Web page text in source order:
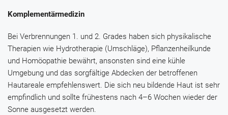
Komplementärmedizin
Bei Verbrennungen 1. und 2. Grades haben sich physikalische
Therapien wie Hydrotherapie (Umschläge), Pflanzenheilkunde
und Homöopathie bewährt, ansonsten sind eine kühle
Umgebung und das sorgfältige Abdecken der betroffenen
Hautareale empfehlenswert. Die sich neu bildende Haut ist sehr
empfindlich und sollte frühestens nach 4–6 Wochen wieder der
Sonne ausgesetzt werden.